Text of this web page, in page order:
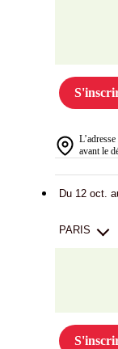
avant le
Du 12 oct.
PARIS